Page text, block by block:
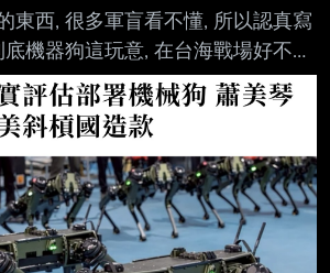
東西, 很多軍盲看不懂, 所以認真寫
機器狗這玩意, 在台海戰場好不好
有一個基本認知： 台海相安無事這
90%歸因於海峽天險, 不然在50年
過去了, 不會有後面的故事 既然海
台海戰場就有一個很重要的參數:
就是, 戰爭時, 你能將多少的人、
上 這個觀念如果沒有, 那談機器狗
既然運力是極其有限的, 即使現在